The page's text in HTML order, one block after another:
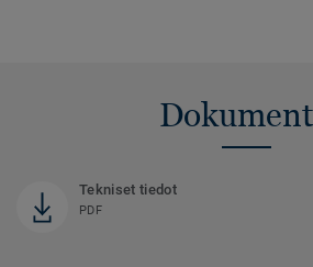
Tekniset tiedot
PDF